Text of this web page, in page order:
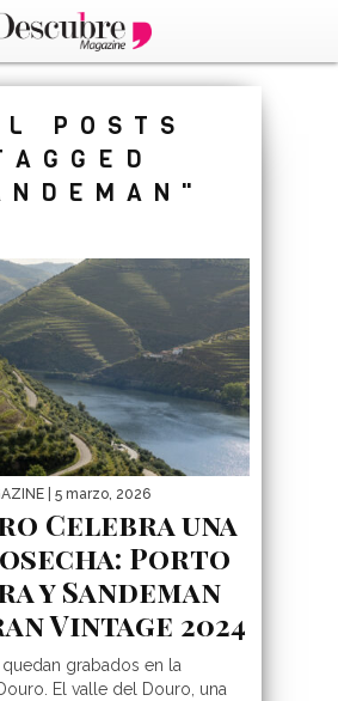
POSTS
| 5 marzo, 2026
Celebra una
Porto
y Sandeman
Vintage 2024
grabados en la
El valle del Douro, una